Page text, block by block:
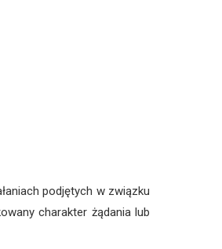
podjętych w związku
charakter żądania lub